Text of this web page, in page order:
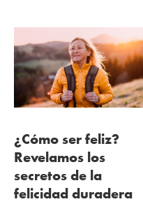
¿Cómo ser feliz?
Revelamos los
secretos de la
felicidad duradera